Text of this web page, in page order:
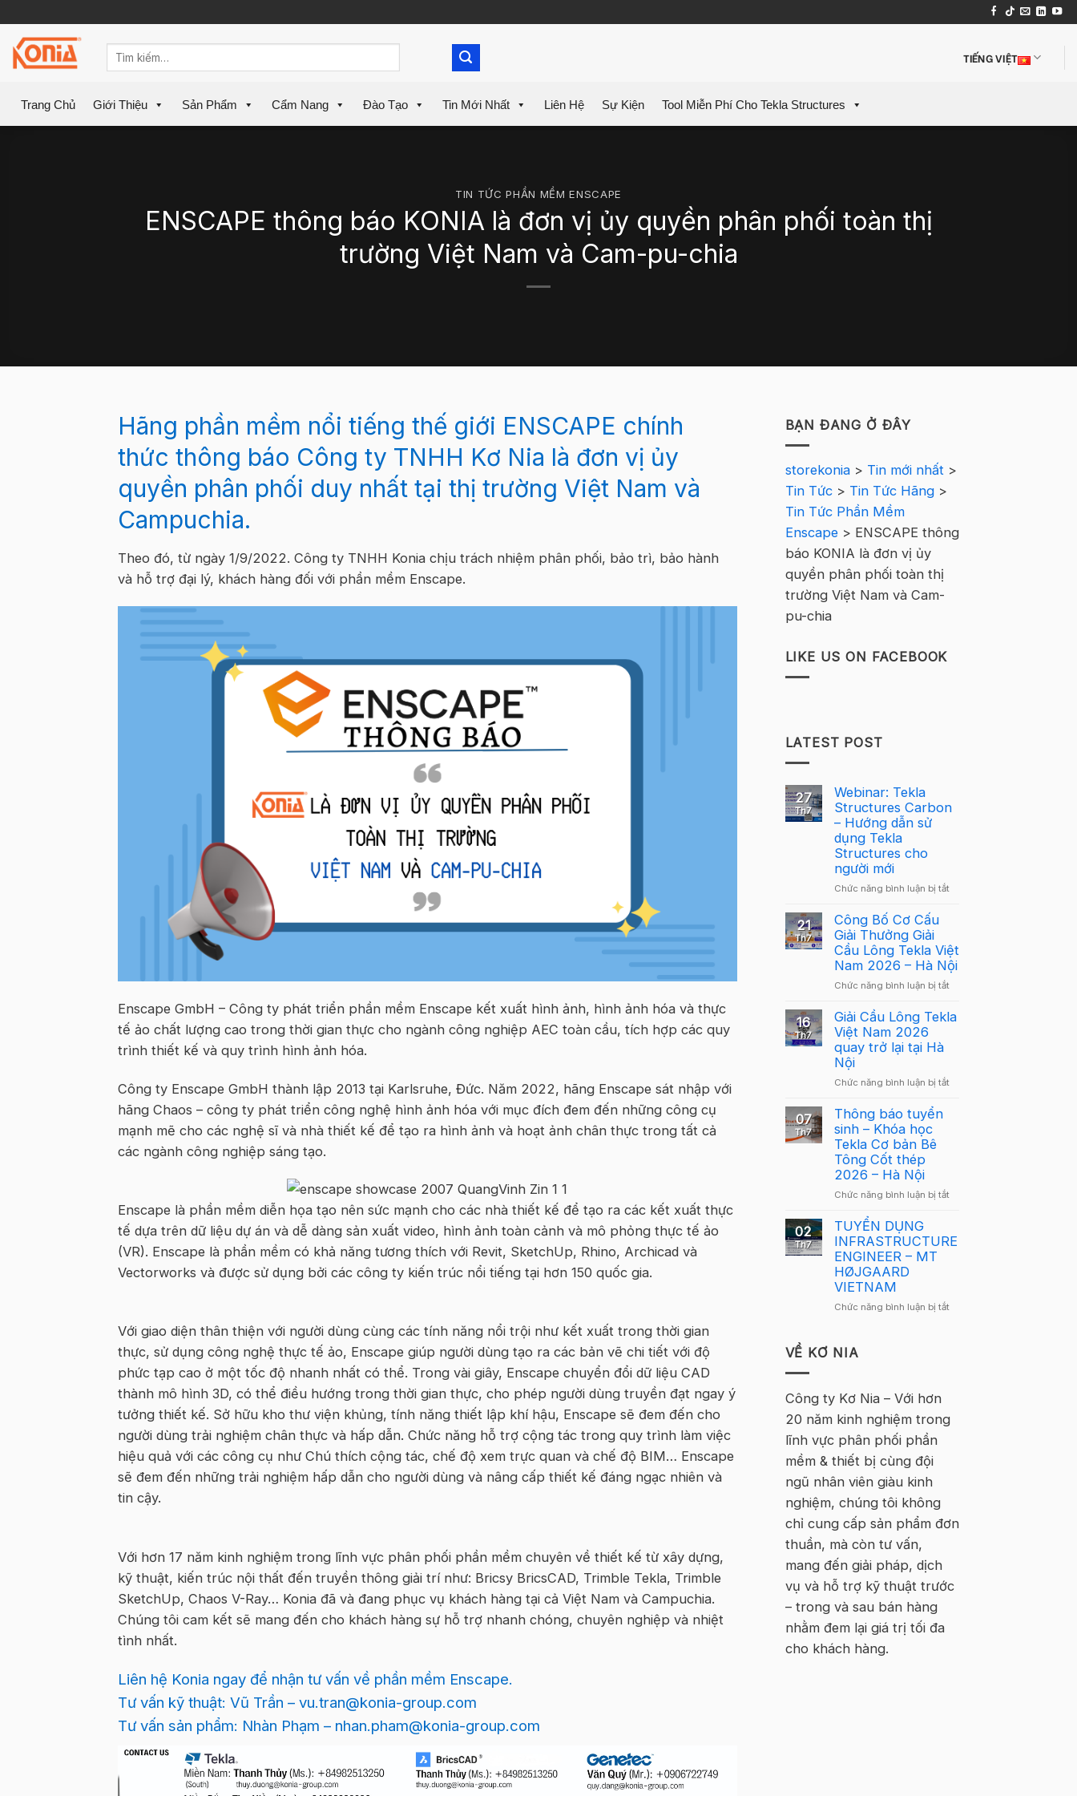
content
TIẾNG VIỆT
Trang Chủ Giới Thiệu Sản Phẩm Cẩm Nang Đào Tạo Tin Mới Nhất Liên Hệ Sự Kiện Tool Miễn Phí Cho Tekla Structures
TIN TỨC PHẦN MỀM ENSCAPE
ENSCAPE thông báo KONIA là đơn vị ủy quyền phân phối toàn thị
trường Việt Nam và Cam-pu-chia
Hãng phần mềm nổi tiếng thế giới ENSCAPE chính
thức thông báo Công ty TNHH Kơ Nia là đơn vị ủy
quyền phân phối duy nhất tại thị trường Việt Nam và
Campuchia.
Theo đó, từ ngày 1/9/2022. Công ty TNHH Konia chịu trách nhiệm phân phối, bảo trì, bảo hành
và hỗ trợ đại lý, khách hàng đối với phần mềm Enscape.
Enscape GmbH – Công ty phát triển phần mềm Enscape kết xuất hình ảnh, hình ảnh hóa và thực
tế ảo chất lượng cao trong thời gian thực cho ngành công nghiệp AEC toàn cầu, tích hợp các quy
trình thiết kế và quy trình hình ảnh hóa.
Công ty Enscape GmbH thành lập 2013 tại Karlsruhe, Đức. Năm 2022, hãng Enscape sát nhập với
hãng Chaos – công ty phát triển công nghệ hình ảnh hóa với mục đích đem đến những công cụ
mạnh mẽ cho các nghệ sĩ và nhà thiết kế để tạo ra hình ảnh và hoạt ảnh chân thực trong tất cả
các ngành công nghiệp sáng tạo.
Enscape là phần mềm diễn họa tạo nên sức mạnh cho các nhà thiết kế để tạo ra các kết xuất thực
tế dựa trên dữ liệu dự án và dễ dàng sản xuất video, hình ảnh toàn cảnh và mô phỏng thực tế ảo
(VR). Enscape là phần mềm có khả năng tương thích với Revit, SketchUp, Rhino, Archicad và
Vectorworks và được sử dụng bởi các công ty kiến trúc nổi tiếng tại hơn 150 quốc gia.
Với giao diện thân thiện với người dùng cùng các tính năng nổi trội như kết xuất trong thời gian
thực, sử dụng công nghệ thực tế ảo, Enscape giúp người dùng tạo ra các bản vẽ chi tiết với độ
phức tạp cao ở một tốc độ nhanh nhất có thể. Trong vài giây, Enscape chuyển đổi dữ liệu CAD
thành mô hình 3D, có thể điều hướng trong thời gian thực, cho phép người dùng truyền đạt ngay ý
tưởng thiết kế. Sở hữu kho thư viện khủng, tính năng thiết lập khí hậu, Enscape sẽ đem đến cho
người dùng trải nghiệm chân thực và hấp dẫn. Chức năng hỗ trợ cộng tác trong quy trình làm việc
hiệu quả với các công cụ như Chú thích cộng tác, chế độ xem trực quan và chế độ BIM… Enscape
sẽ đem đến những trải nghiệm hấp dẫn cho người dùng và nâng cấp thiết kế đáng ngạc nhiên và
tin cậy.
Với hơn 17 năm kinh nghiệm trong lĩnh vực phân phối phần mềm chuyên về thiết kế từ xây dựng,
kỹ thuật, kiến trúc nội thất đến truyền thông giải trí như: Bricsy BricsCAD, Trimble Tekla, Trimble
SketchUp, Chaos V-Ray… Konia đã và đang phục vụ khách hàng tại cả Việt Nam và Campuchia.
Chúng tôi cam kết sẽ mang đến cho khách hàng sự hỗ trợ nhanh chóng, chuyên nghiệp và nhiệt
tình nhất.
Liên hệ Konia ngay để nhận tư vấn về phần mềm Enscape.
Tư vấn kỹ thuật: Vũ Trần – vu.tran@konia-group.com
Tư vấn sản phẩm: Nhàn Phạm – nhan.pham@konia-group.com
BẠN ĐANG Ở ĐÂY
storekonia> Tin mới nhất>
Tin Tức> Tin Tức Hãng>
Tin Tức Phần Mềm
Enscape> ENSCAPE thông
báo KONIA là đơn vị ủy
quyền phân phối toàn thị
trường Việt Nam và Cam-
pu-chia
LIKE US ON FACEBOOK
LATEST POST
27
Th7
Webinar: Tekla
Structures Carbon
– Hướng dẫn sử
dụng Tekla
Structures cho
người mới
Chức năng bình luận bị tắtở
Carbon
–
Hướng
dẫn
dụng
21
Th7
Công Bố Cơ Cấu
Giải Thưởng Giải
Cầu Lông Tekla Việt
Nam 2026 – Hà Nội
Chức năng bình luận bị tắtở
Bố
Giải
Hà
16
Th7
Giải Cầu Lông Tekla
Việt Nam 2026
quay trở lại tại Hà
Nội
Chức năng bình luận bị tắtở
quay
tại
07
Th7
Thông báo tuyển
sinh – Khóa học
Tekla Cơ bản Bê
Tông Cốt thép
2026 – Hà Nội
Chức năng bình luận bị tắtở
tuyển
Tekla
–
02
Th7
TUYỂN DỤNG
INFRASTRUCTURE
ENGINEER – MT
HØJGAARD
VIETNAM
Chức năng bình luận bị tắtở
VIETNAM
VỀ KƠ NIA
Công ty Kơ Nia – Với hơn
20 năm kinh nghiệm trong
lĩnh vực phân phối phần
mềm & thiết bị cùng đội
ngũ nhân viên giàu kinh
nghiệm, chúng tôi không
chỉ cung cấp sản phẩm đơn
thuần, mà còn tư vấn,
mang đến giải pháp, dịch
vụ và hỗ trợ kỹ thuật trước
– trong và sau bán hàng
nhằm đem lại giá trị tối đa
cho khách hàng.